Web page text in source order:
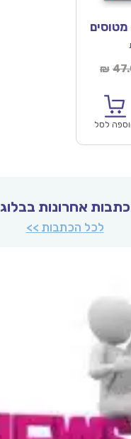
₪
לסל
כתבות אחרונות בבלוג
לכל הכתבות >>